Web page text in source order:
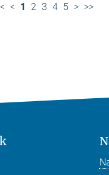
< 1 2 3 4 5 > >>